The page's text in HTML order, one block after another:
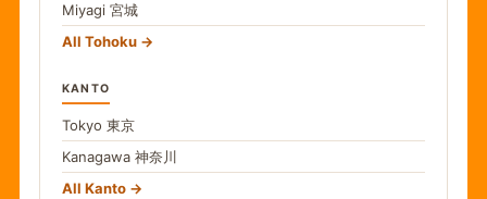
Miyagi 宮城
All Tohoku
KANTO
Tokyo 東京
Kanagawa 神奈川
All Kanto